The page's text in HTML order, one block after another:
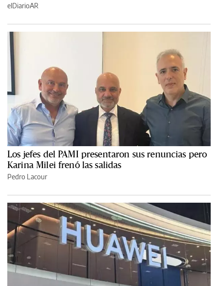
elDiarioAR
Los jefes del PAMI presentaron sus renuncias pero
Karina Milei frenó las salidas
Pedro Lacour